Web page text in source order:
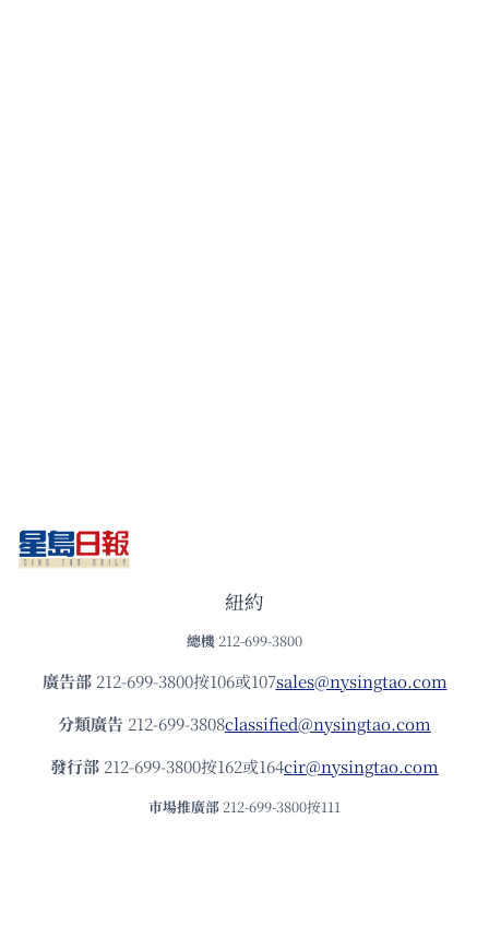
紐約
總機 212-699-3800
廣告部212-699-3800按106或107sales@nysingtao.com
分類廣告 212-699-3808classified@nysingtao.com
發⾏部 212-699-3800按162或164cir@nysingtao.com
市場推廣部 212-699-3800按111